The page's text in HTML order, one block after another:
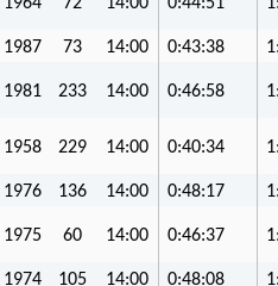
1987 73 14:00 0:43:38
1981 233 14:00 0:46:58
1958 229 14:00 0:40:34
1976 136 14:00 0:48:17
1975 60 14:00 0:46:37
1974 105 14:00 0:48:08